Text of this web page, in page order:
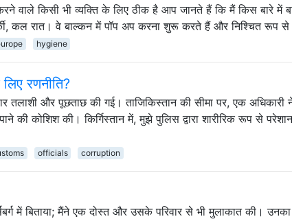
वाले किसी भी व्यक्ति के लिए ठीक है आप जानते हैं कि मैं किस बारे में
कल रात। वे बाल्कन में पॉप अप करना शुरू करते हैं और निश्चित रूप
hygiene
रणनीति?
तलाशी और पूछताछ की गई। ताजिकिस्तान की सीमा पर, एक
की कोशिश की। किर्गिस्तान में, मुझे पुलिस द्वारा शारीरिक रूप से
officials corruption
में बिताया; मैंने एक दोस्त और उसके परिवार से भी मुलाकात की। उनका